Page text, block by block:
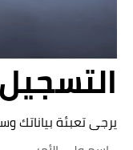
يرجى تعبئة بياناتك
عمر طفلك
البريد الإلكتروني
رقم الهاتف الجوال